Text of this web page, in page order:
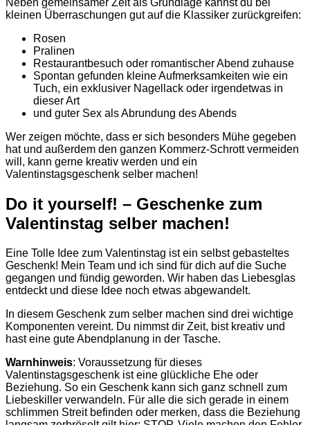
Neben gemeinsamer Zeit als Grundlage kannst du bei
kleinen Überraschungen gut auf die Klassiker zurückgreifen:
Rosen
Pralinen
Restaurantbesuch oder romantischer Abend zuhause
Spontan gefunden kleine Aufmerksamkeiten wie ein
Tuch, ein exklusiver Nagellack oder irgendetwas in
dieser Art
und guter Sex als Abrundung des Abends
Wer zeigen möchte, dass er sich besonders Mühe gegeben
hat und außerdem den ganzen Kommerz-Schrott vermeiden
will, kann gerne kreativ werden und ein
Valentinstagsgeschenk selber machen!
Do it yourself! – Geschenke zum
Valentinstag selber machen!
Eine Tolle Idee zum Valentinstag ist ein selbst gebasteltes
Geschenk! Mein Team und ich sind für dich auf die Suche
gegangen und fündig geworden. Wir haben das Liebesglas
entdeckt und diese Idee noch etwas abgewandelt.
In diesem Geschenk zum selber machen sind drei wichtige
Komponenten vereint. Du nimmst dir Zeit, bist kreativ und
hast eine gute Abendplanung in der Tasche.
Warnhinweis: Voraussetzung für dieses
Valentinstagsgeschenk ist eine glückliche Ehe oder
Beziehung. So ein Geschenk kann sich ganz schnell zum
Liebeskiller verwandeln. Für alle die sich gerade in einem
schlimmen Streit befinden oder merken, dass die Beziehung